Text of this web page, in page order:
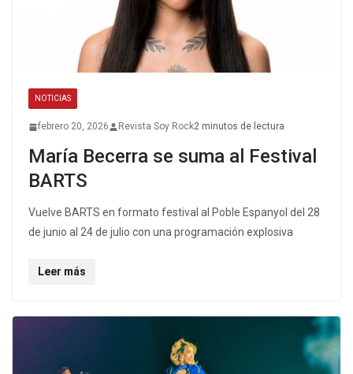
NOTICIAS
febrero 20, 2026 Revista Soy Rock2 minutos de lectura
María Becerra se suma al Festival
BARTS
Vuelve BARTS en formato festival al Poble Espanyol del 28
de junio al 24 de julio con una programación explosiva
Leer más